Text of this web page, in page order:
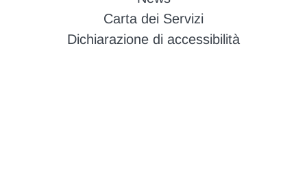
Carta dei Servizi
Dichiarazione di accessibilità